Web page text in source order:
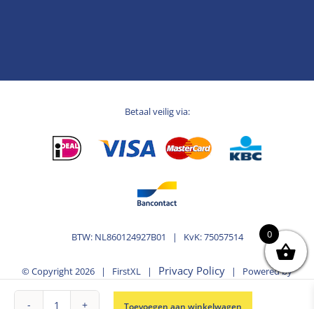
Toevoegen aan winkelwagen
Betaal veilig via:
BTW: NL860124927B01 | KvK: 75057514
© Copyright2026 | FirstXL | Privacy Policy | Powered by
MplusKASSA Woocommerce&WooCommerce
0